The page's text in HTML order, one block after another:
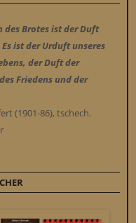
des Brotes ist der Duft
ist der Urduft unseres
der Duft der
Friedens und der
(1901-86), tschech.